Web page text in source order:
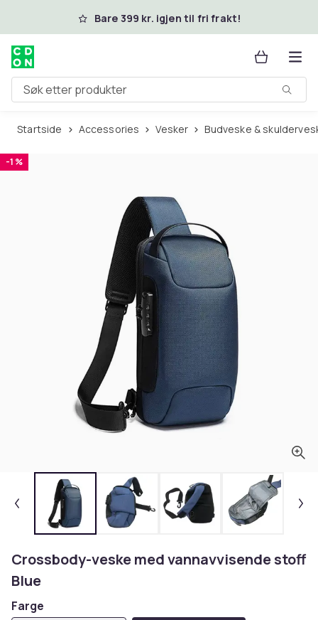
Hopp til hovedinnholdBare 399 kr. igjen til fri frakt!
Søk etter produkter
Startside Accessories Vesker Budveske &
-1 %
Crossbody-veske med vannavvisende stoff
Blue
Farge